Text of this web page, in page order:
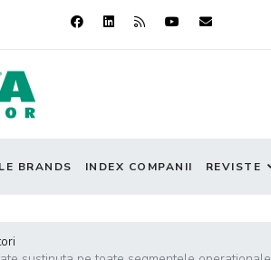
BRANDS INDEX COMPANII REVISTE